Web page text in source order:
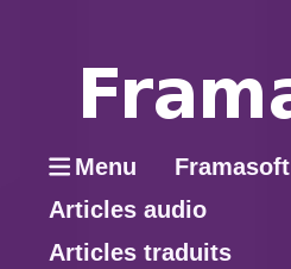
Menu
Framasoft
Articles audio
Articles traduits